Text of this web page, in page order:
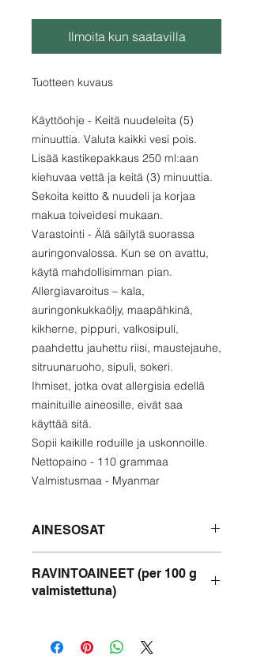
Ilmoita kun saatavilla
Tuotteen kuvaus
Käyttöohje - Keitä nuudeleita (5)
minuuttia. Valuta kaikki vesi pois.
Lisää kastikepakkaus 250 ml:aan
kiehuvaa vettä ja keitä (3) minuuttia.
Sekoita keitto & nuudeli ja korjaa
makua toiveidesi mukaan.
Varastointi - Älä säilytä suorassa
auringonvalossa. Kun se on avattu,
käytä mahdollisimman pian.
Allergiavaroitus – kala,
auringonkukkaöljy, maapähkinä,
kikherne, pippuri, valkosipuli,
paahdettu jauhettu riisi, maustejauhe,
sitruunaruoho, sipuli, sokeri.
Ihmiset, jotka ovat allergisia edellä
mainituille aineosille, eivät saa
käyttää sitä.
Sopii kaikille roduille ja uskonnoille.
Nettopaino - 110 grammaa
Valmistusmaa - Myanmar
AINESOSAT
jauhettu riisi, kasviöljy, kalakastike,
kikherne, inkivääri, valkosipuli,
kurkumajauhe, pippuri.
RAVINTOAINEET (per 100 g
valmistettuna)
Proteiini - 9 g